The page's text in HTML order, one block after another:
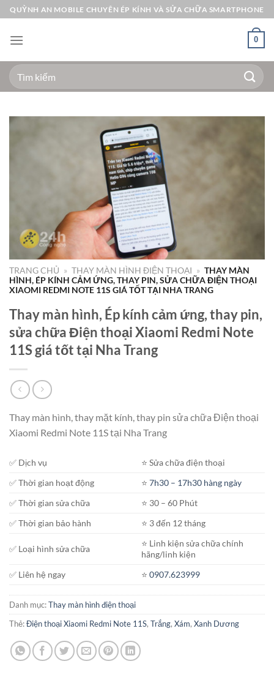
Bỏ
qua
nội
QUỲNH AN MOBILE CHUYÊN ÉP KÍNH VÀ SỬA CHỮA SMARTPHONE
0
Tìm
kiếm:
TRANG CHỦ » THAY MÀN HÌNH ĐIỆN THOẠI » THAY MÀN
HÌNH, ÉP KÍNH CẢM ỨNG, THAY PIN, SỬA CHỮA ĐIỆN THOẠI
XIAOMI REDMI NOTE 11S GIÁ TỐT TẠI NHA TRANG
Thay màn hình, Ép kính cảm ứng, thay pin,
sửa chữa Điện thoại Xiaomi Redmi Note
11S giá tốt tại Nha Trang
Thay màn hình, thay mặt kính, thay pin sửa chữa Điện thoại
Xiaomi Redmi Note 11S tại Nha Trang
✅ Dịch vụ
⭐️ Sửa chữa điện thoại
✅ Thời gian hoạt động
⭐️7h30 – 17h30 hàng ngày
✅ Thời gian sửa chữa
⭐️ 30 – 60 Phút
✅ Thời gian bảo hành
⭐️ 3 đến 12 tháng
✅ Loại hình sửa chữa
⭐️ Linh kiện sửa chữa chính
hãng/linh kiện
✅ Liên hệ ngay
⭐️0907.623999
Danh mục:Thay màn hình điện thoại
Thẻ:Điện thoại Xiaomi Redmi Note 11S, Trắng, Xám, Xanh Dương